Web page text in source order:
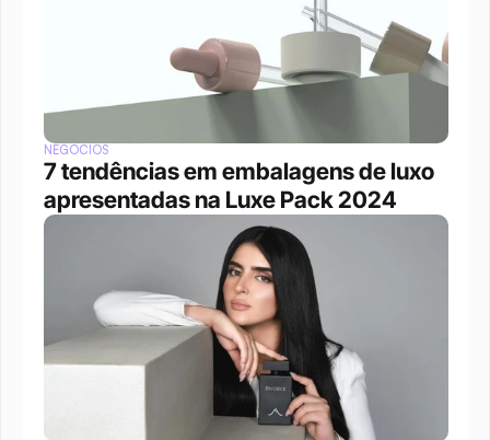
NEGÓCIOS
7 tendências em embalagens de luxo
apresentadas na Luxe Pack 2024